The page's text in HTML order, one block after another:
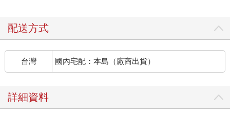
配送方式
台灣 國內宅配：本島（廠商出貨）
詳細資料